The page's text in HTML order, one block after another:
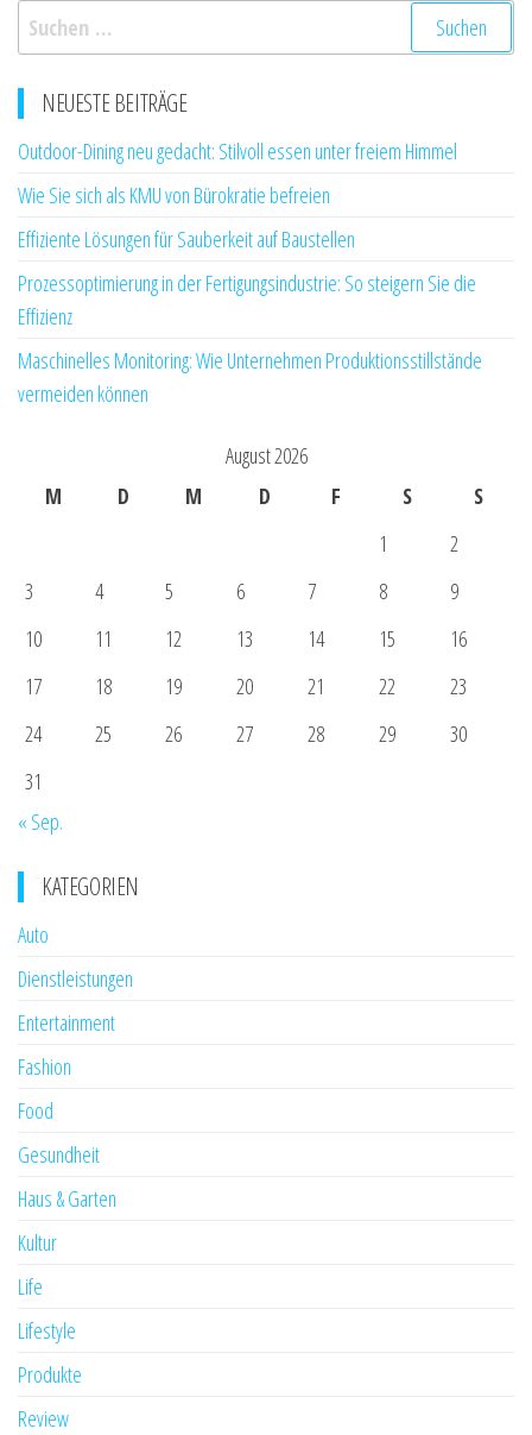
Suchen
nach:
NEUESTE BEITRÄGE
Outdoor-Dining neu gedacht: Stilvoll essen unter freiem Himmel
Wie Sie sich als KMU von Bürokratie befreien
Effiziente Lösungen für Sauberkeit auf Baustellen
Prozessoptimierung in der Fertigungsindustrie: So steigern Sie die
Effizienz
Maschinelles Monitoring: Wie Unternehmen Produktionsstillstände
vermeiden können
August 2026
M
D M D F S
S
1
2
3
4 5 6 7 8
9
10
11 12 13 14 15
16
17
18 19 20 21 22
23
24
25 26 27 28 29
30
31
« Sep.
KATEGORIEN
Auto
Dienstleistungen
Entertainment
Fashion
Food
Gesundheit
Haus & Garten
Kultur
Life
Lifestyle
Produkte
Review